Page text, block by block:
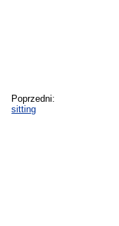
Poprzedni:
sitting